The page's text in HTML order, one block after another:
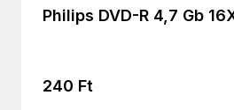
Philips DVD-R 4,7 Gb
240 Ft